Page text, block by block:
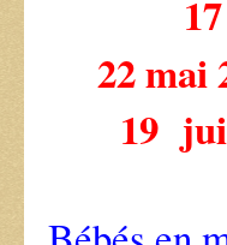
22 mai
19